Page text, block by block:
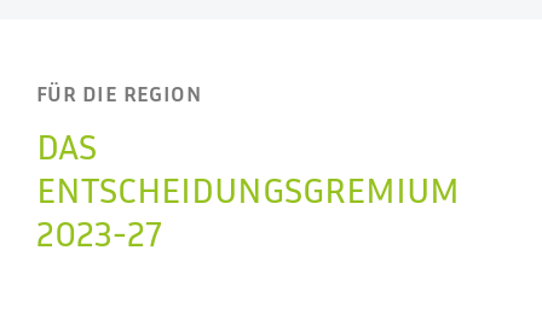
FÜR DIE REGION
DAS
ENTSCHEIDUNGSGREMIUM
2023-27